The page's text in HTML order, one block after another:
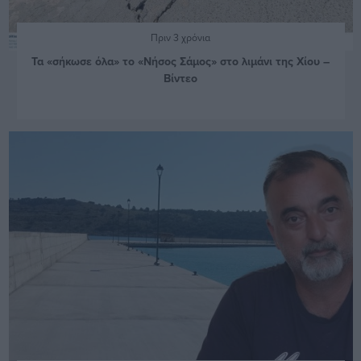
Πριν 3 χρόνια
Τα «σήκωσε όλα» το «Νήσος Σάμος» στο λιμάνι της Χίου –
Βίντεο